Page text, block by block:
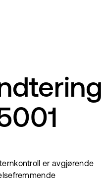
er avgjørende